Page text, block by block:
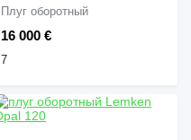
16 000 €
Плуг оборотный
7